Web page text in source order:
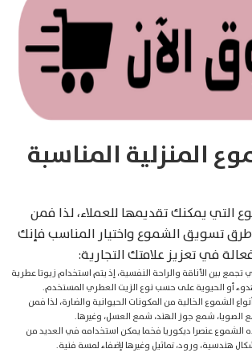
المنزلية المناسبة
التي يمكنك تقديمها للعملاء، لذا فمن
طرق تسويق الشموع واختيار المناسب فإنك
في تعزيز علامتك التجارية:
بين الأناقة والراحة النفسية، إذ يتم استخدام زيوتا عطرية
أو الحيوية على حسب نوع الزيت العطري المستخدم.
الشموع الخالية من المكونات الحيوانية والضارة، لذا فمن
الصويا، شمع جوز الهند، شمع العسل، وغيرها.
الشموع عنصرا ديكوريا فخما يمكن استخدامه في العديد من
هندسية، ورود، تماثيل وغيرها لإضفاء لمسة فنية.